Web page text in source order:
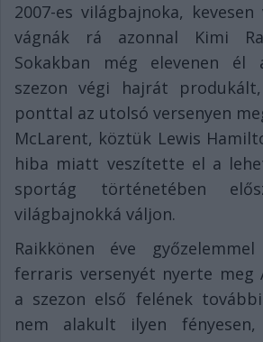
2007-es világbajnoka,
vágnák rá azonnal Kimi
Sokakban még elevenen él
szezon végi hajrát
ponttal az utolsó versenyen
McLarent, köztük Lewis
hiba miatt veszítette el a
sportág történetében
világbajnokká váljon.
Raikkönen éve
ferraris versenyét nyerte meg
a szezon első felének
nem alakult ilyen